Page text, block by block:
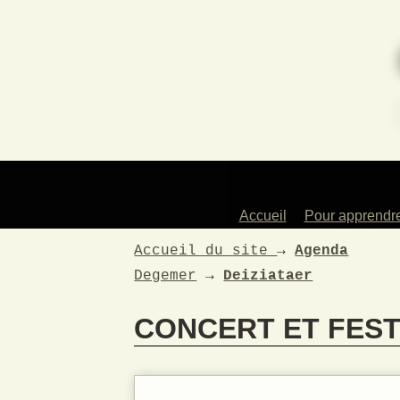
Accueil
Pour
Les
Pour les
La
Accueil du site→Agenda
Degemer
→ Deiziataer
CONCERT ET